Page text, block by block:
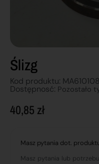
Ślizg
Kod produktu:
Dostępnosć: Pozostało
40,85 zł
Masz pytania dot.
Masz pytania lub